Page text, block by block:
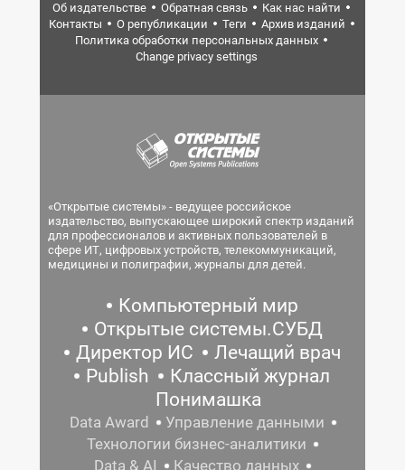
Об издательстве Обратная связь
Как нас найти
Контакты
О републикации Теги
Архив изданий
Политика обработки персональных данных
Change privacy settings
«Открытые системы» - ведущее российское
издательство, выпускающее широкий спектр изданий
для профессионалов и активных пользователей в
сфере ИТ, цифровых устройств, телекоммуникаций,
медицины и полиграфии, журналы для детей.
Компьютерный мир
Открытые системы.СУБД
Директор ИС
Лечащий врач
Publish
Классный журнал
Понимашка
Data Award
Управление данными
Технологии бизнес-аналитики
Data & AI
Качество данных